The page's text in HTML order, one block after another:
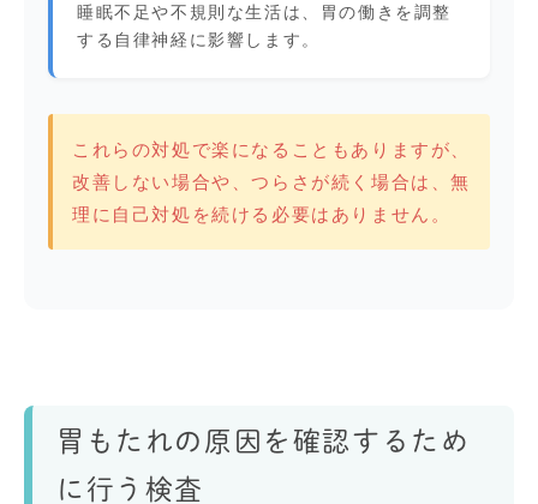
睡眠不足や不規則な生活は、胃の働きを調整
する自律神経に影響します。
これらの対処で楽になることもありますが、
改善しない場合や、つらさが続く場合は、無
理に自己対処を続ける必要はありません。
胃もたれの原因を確認するため
に行う検査